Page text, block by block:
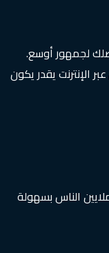
لجمهور أوسع.
الإنترنت يقدر يكون
الناس بسهولة